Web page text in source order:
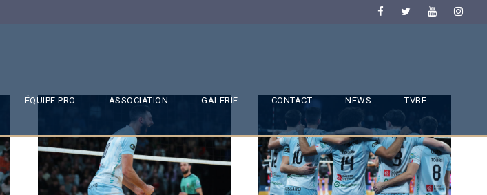
ÉQUIPE PRO ASSOCIATION GALERIE CONTACT NEWS TVBE
SAISON 24/25-10 SAISON 24/25-9